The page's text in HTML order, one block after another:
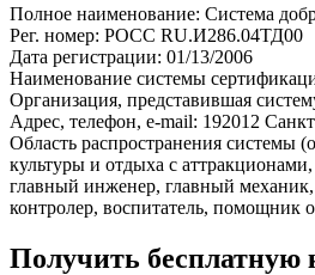
Полное наименование: Система
Рег. номер: РОСС RU.И286.04ТД00
Дата регистрации: 01/13/2006
Наименование системы
Организация, представившая
Адрес, телефон, e-mail: 192012
Область распространения системы
культуры и отдыха с
главный инженер, главный механик,
контролер, воспитатель, помощник
Получить бесплатную